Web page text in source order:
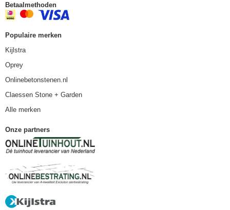
Betaalmethoden
Populaire merken
Kijlstra
Oprey
Onlinebetonstenen.nl
Claessen Stone + Garden
Alle merken
Onze partners